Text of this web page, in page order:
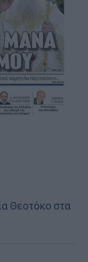
Θεοτόκο στα